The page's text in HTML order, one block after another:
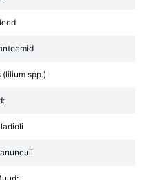
(lilium spp.)